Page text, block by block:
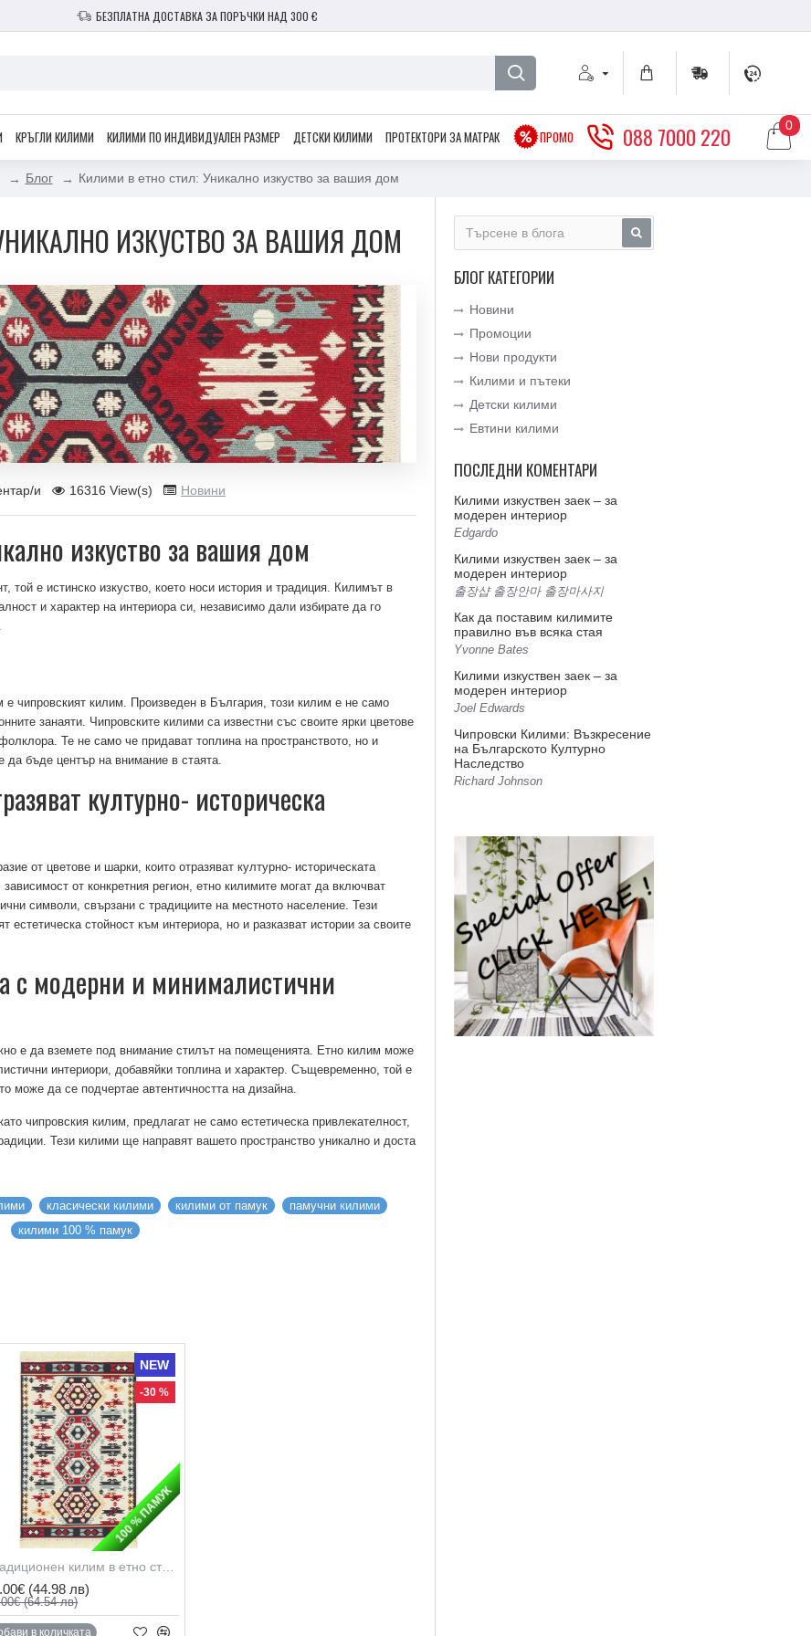
БЕЗПЛАТНА ДОСТАВКА ЗА ПОРЪЧКИ НАД 300 €
КРЪГЛИ КИЛИМИ КИЛИМИ ПО ИНДИВИДУАЛЕН РАЗМЕР ДЕТСКИ КИЛИМИ ПРОТЕКТОРИ ЗА МАТРАК ПРОМО 088 7000 220 0
Блог Килими в етно стил: Уникално изкуство за вашия дом
ИЗКУСТВО ЗА ВАШИЯ ДОМ
и 16316 View(s) Новини
изкуство за вашия дом
, той е истинско изкуство, което носи история и традиция. Килимът в
и характер на интериора си, независимо дали избирате да го
е чипровският килим. Произведен в България, този килим е не само
занаяти. Чипровските килими са известни със своите ярки цветове
Те не само че придават топлина на пространството, но и
да бъде център на внимание в стаята.
културно- историческа
от цветове и шарки, които отразяват културно- историческата
от конкретния регион, етно килимите могат да включват
символи, свързани с традициите на местното население. Тези
естетическа стойност към интериора, но и разказват истории за своите
с модерни и минималистични
е да вземете под внимание стилът на помещенията. Етно килим може
интериори, добавяйки топлина и характер. Същевременно, той е
може да се подчертае автентичността на дизайна.
чипровския килим, предлагат не само естетическа привлекателност,
Тези килими ще направят вашето пространство уникално и доста
класически килими килими от памук
памучни килими
килими 100 % памук
NEW
100 % ПАМУК
-30 %
(44.98 лв)
(64.54 лв)
в количката
БЛОГ КАТЕГОРИИ
Новини
Промоции
Нови продукти
Килими и пътеки
Детски килими
Евтини килими
ПОСЛЕДНИ КОМЕНТАРИ
Килими изкуствен заек – за
модерен интериор
Edgardo
Килими изкуствен заек – за
модерен интериор
출장샵 출장안마 출장마사지
Как да поставим килимите
правилно във всяка стая
Yvonne Bates
Килими изкуствен заек – за
модерен интериор
Joel Edwards
Чипровски Килими: Възкресение
на Българското Културно
Наследство
Richard Johnson